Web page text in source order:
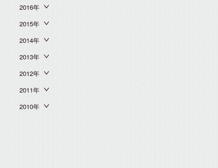
2016年
2015年
2014年
2013年
2012年
2011年
2010年